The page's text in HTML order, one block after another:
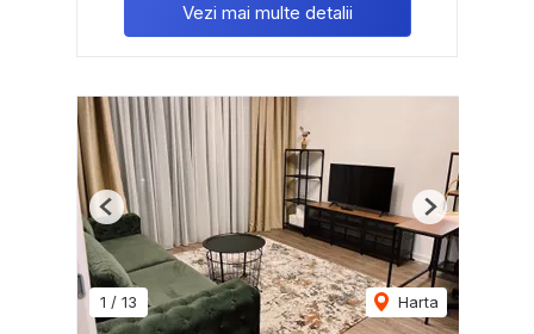
Vezi mai multe detalii
1 / 13 Harta
Previous Next